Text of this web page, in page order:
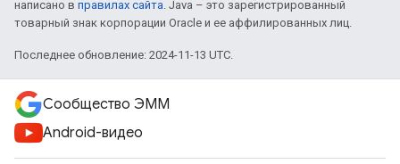
написано в правилах сайта. Java – это зарегистрированный
товарный знак корпорации Oracle и ее аффилированных лиц.
Последнее обновление: 2024-11-13 UTC.
Сообщество ЭММ
Android-видео